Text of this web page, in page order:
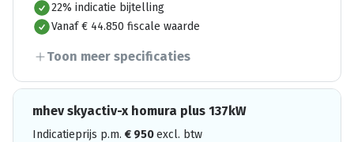
22% indicatie bijtelling
Vanaf € 44.850 fiscale waarde
Toon meer specificaties
mhev skyactiv-x homura plus 137kW
Indicatieprijs p.m. € 950excl. btw